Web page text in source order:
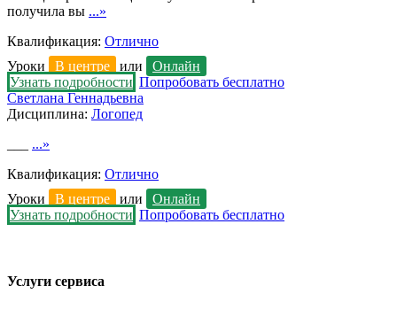
получила вы ...»
Квалификация: Отлично
Уроки
В центре или
Онлайн
Узнать подробности Попробовать бесплатно
Светлана Геннадьевна
Дисциплина: Логопед
...»
Квалификация: Отлично
Уроки
В центре или
Онлайн
Узнать подробности Попробовать бесплатно
Услуги сервиса